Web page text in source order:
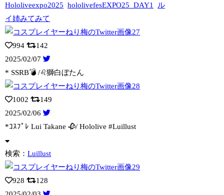
Hololiveexpo2025 hololivefesEXPO25_DAY1
ル
イ姉みてみて
994
142
2025/02/07
* SSRB💣 /♌️獅白ぼたん
1002
149
2025/02/06
*ｺｽﾌﾟﾚ Lui Takane 🥀/ Hololive #Luillust
検索：Luillust
928
128